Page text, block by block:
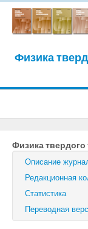
Физика
Журнал
Письма в
Физика
Физика и
Физика твердого
Описание
Редакционная
Статистика
Переводная